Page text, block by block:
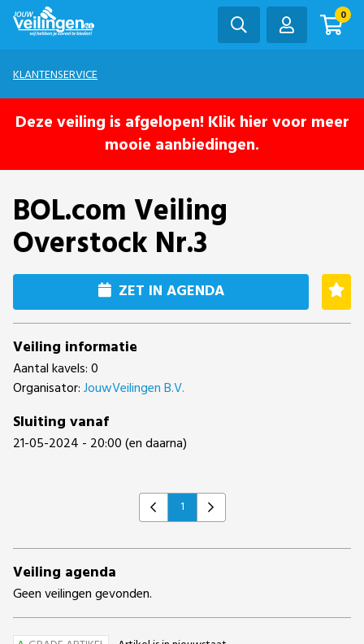
0
KLANTENSERVICE
Deze veiling is afgelopen! Klik hier voor meer
mooie aanbiedingen.
BOL.com Veiling
Overstock Nr.3
ZET IN AGENDA
Veiling informatie
Aantal kavels: 0
Organisator:JouwVeilingen B.V.
Sluiting vanaf
21-05-2024 - 20:00 (en daarna)
Previous
1 Next
Veiling agenda
Geen veilingen gevonden.